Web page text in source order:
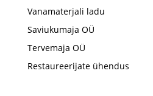
Vanamaterjali ladu
Saviukumaja OÜ
Tervemaja OÜ
Restaureerijate ühendus